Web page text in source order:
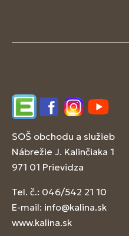
EdupageFacebookInstagram
YouTube
SOŠ obchodu a služieb
Nábrežie J. Kalinčiaka 1
971 01 Prievidza
Tel. č.: 046/542 21 10
E-mail: info@kalina.sk
www.kalina.sk